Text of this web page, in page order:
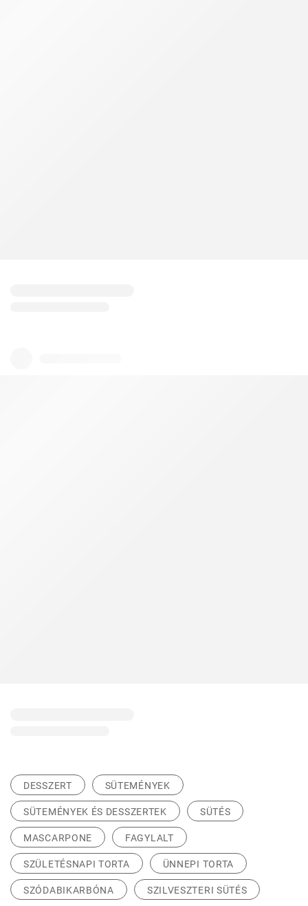
DESSZERT SÜTEMÉNYEK
SÜTEMÉNYEK ÉS DESSZERTEK SÜTÉS
MASCARPONE FAGYLALT
SZÜLETÉSNAPI TORTA ÜNNEPI TORTA
SZÓDABIKARBÓNA SZILVESZTERI SÜTÉS